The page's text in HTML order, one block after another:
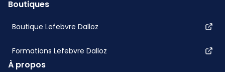
Boutiques
Boutique Lefebvre Dalloz
Formations Lefebvre Dalloz
À propos